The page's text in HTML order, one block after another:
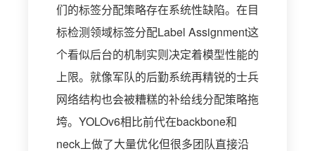
们的标签分配策略存在系统性缺陷。在目
标检测领域标签分配Label Assignment这
个看似后台的机制实则决定着模型性能的
上限。就像军队的后勤系统再精锐的士兵
网络结构也会被糟糕的补给线分配策略拖
垮。YOLOv6相比前代在backbone和
neck上做了大量优化但很多团队直接沿